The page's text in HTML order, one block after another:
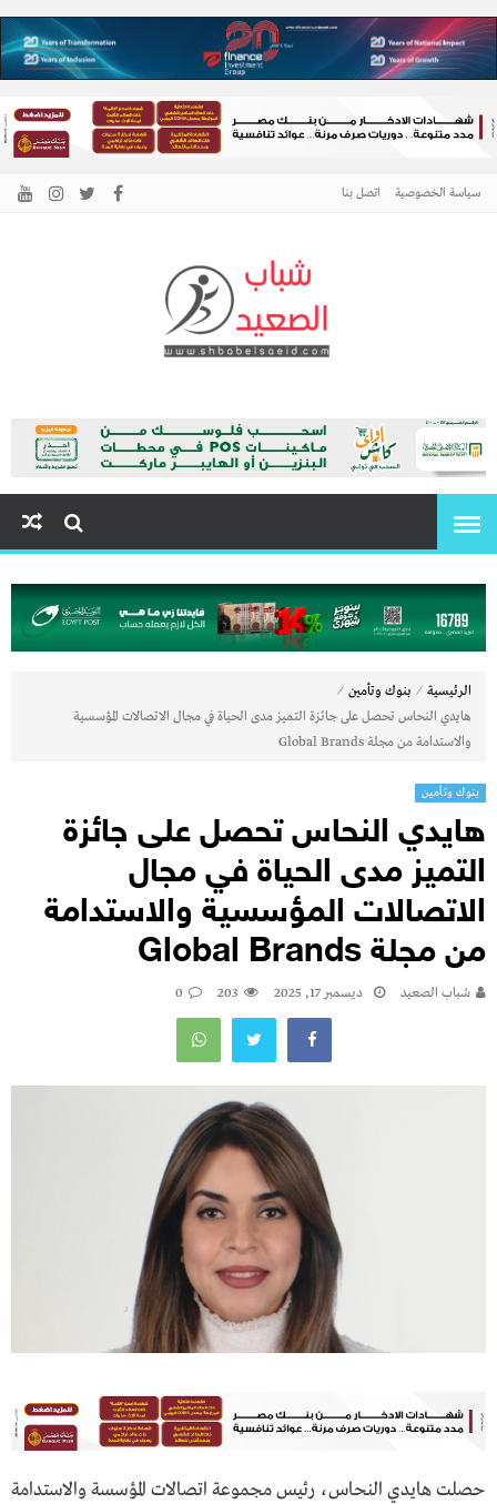
سياسة الخصوصية اتصل بنا
شباب الصعيد
الرئيسية ⁄ بنوك وتأمين ⁄
هايدي النحاس تحصل على جائزة التميز مدى الحياة في مجال الاتصالات المؤسسية
والاستدامة من مجلة Global Brands
بنوك وتأمين
هايدي النحاس تحصل على جائزة
التميز مدى الحياة في مجال
الاتصالات المؤسسية والاستدامة
من مجلة Global Brands
شباب الصعيد ديسمبر 17, 2025 203
0
حصلت هايدي النحاس، رئيس مجموعة اتصالات المؤسسة والاستدامة